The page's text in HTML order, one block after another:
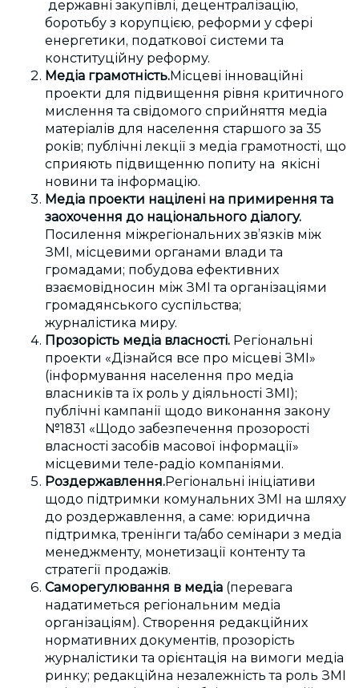
державні закупівлі, децентралізацію,
боротьбу з корупцією, реформи у сфері
енергетики, податкової системи та
конституційну реформу.
Медіа грамотність.Місцеві інноваційні
проекти для підвищення рівня критичного
мислення та свідомого сприйняття медіа
матеріалів для населення старшого за 35
років; публічні лекції з медіа грамотності, що
сприяють підвищенню попиту на якісні
новини та інформацію.
Медіа проекти націлені на примирення та
заохочення до національного діалогу.
Посилення міжрегіональних зв’язків між
ЗМІ, місцевими органами влади та
громадами; побудова ефективних
взаємовідносин між ЗМІ та організаціями
громадянського суспільства;
журналістика миру.
Прозорість медіа власності. Регіональні
проекти «Дізнайся все про місцеві ЗМІ»
(інформування населення про медіа
власників та їх роль у діяльності ЗМІ);
публічні кампанії щодо виконання закону
№1831 «Щодо забезпечення прозорості
власності засобів масової інформації»
місцевими теле-радіо компаніями.
Роздержавлення.Регіональні ініціативи
щодо підтримки комунальних ЗМІ на шляху
до роздержавлення, а саме: юридична
підтримка, тренінги та/або семінари з медіа
менеджменту, монетизації контенту та
стратегії продажів.
Саморегулювання в медіа (перевага
надатиметься регіональним медіа
організаціям). Створення редакційних
нормативних документів, прозорість
журналістики та орієнтація на вимоги медіа
ринку; редакційна незалежність та роль ЗМІ